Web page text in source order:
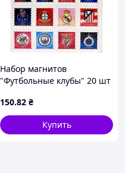
Набор магнитов
"Футбольные клубы" 20 шт
150.82 ₴
Купить